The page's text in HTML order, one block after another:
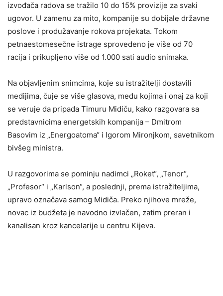
izvođača radova se tražilo 10 do 15% provizije za svaki
ugovor. U zamenu za mito, kompanije su dobijale državne
poslove i produžavanje rokova projekata. Tokom
petnaestomesečne istrage sprovedeno je više od 70
racija i prikupljeno više od 1.000 sati audio snimaka.
Na objavljenim snimcima, koje su istražitelji dostavili
medijima, čuje se više glasova, među kojima i onaj za koji
se veruje da pripada Timuru Midiču, kako razgovara sa
predstavnicima energetskih kompanija – Dmitrom
Basovim iz „Energoatoma“ i Igorom Mironjkom, savetnikom
bivšeg ministra.
U razgovorima se pominju nadimci „Roket“, „Tenor“,
„Profesor“ i „Karlson“, a poslednji, prema istražiteljima,
upravo označava samog Midiča. Preko njihove mreže,
novac iz budžeta je navodno izvlačen, zatim preran i
kanalisan kroz kancelarije u centru Kijeva.